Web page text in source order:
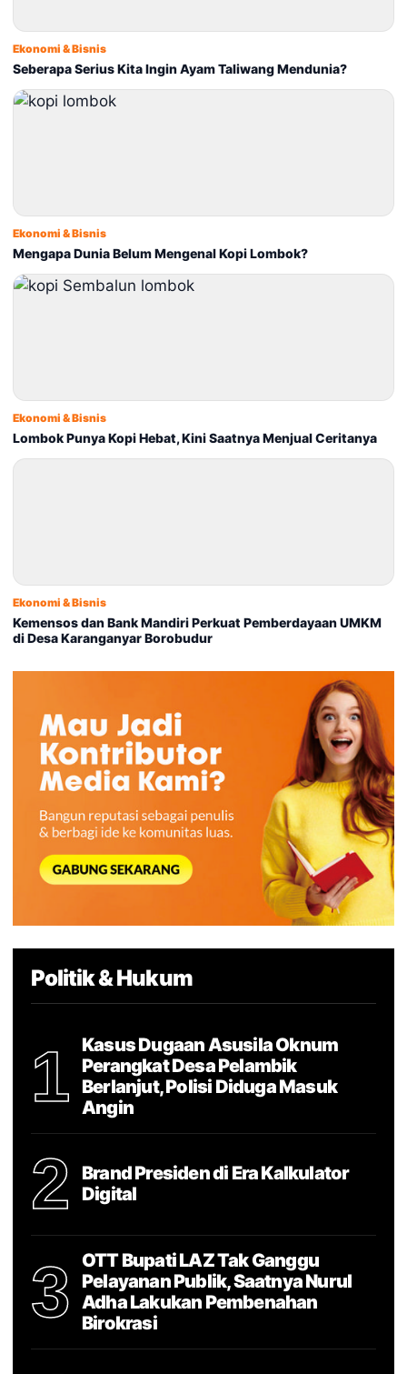
Ekonomi & Bisnis
Seberapa Serius Kita Ingin Ayam Taliwang Mendunia?
Ekonomi & Bisnis
Mengapa Dunia Belum Mengenal Kopi Lombok?
Ekonomi & Bisnis
Lombok Punya Kopi Hebat, Kini Saatnya Menjual Ceritanya
Ekonomi & Bisnis
Kemensos dan Bank Mandiri Perkuat Pemberdayaan UMKM
di Desa Karanganyar Borobudur
Politik & Hukum
1
Kasus Dugaan Asusila Oknum
Perangkat Desa Pelambik
Berlanjut, Polisi Diduga Masuk
Angin
2
Brand Presiden di Era Kalkulator
Digital
3
OTT Bupati LAZ Tak Ganggu
Pelayanan Publik, Saatnya Nurul
Adha Lakukan Pembenahan
Birokrasi